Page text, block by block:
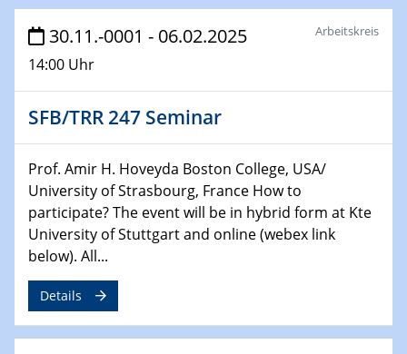
29.01.2025
Physikalisches Kolloquium
Decoding mRNA translation: Computational and
experimental approaches to understanding gene
expression
The Cation Shuffle
30.01.2025
WIN & CENIDE Seminar Series on 2D-
MATURE
30.01.2025
Talk Prof. Erwin Reisner
30.11.-0001 - 06.02.2025
14:00 Uhr
Arbeitskreis
SFB/TRR 247 Seminar
Prof. Amir H. Hoveyda Boston College, USA/
University of Strasbourg, France How to
participate? The event will be in hybrid form at Kte
University of Stuttgart and online (webex link
below). All...
Details